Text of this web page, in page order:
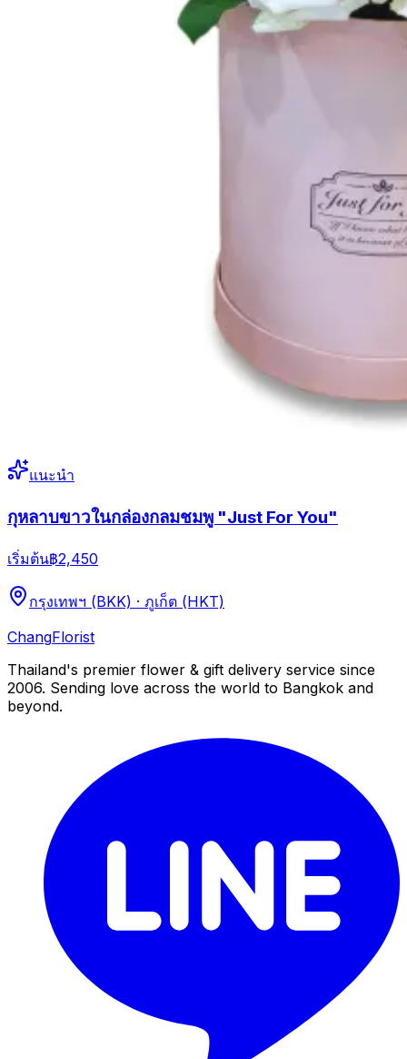
แนะนำ
กุหลาบขาวในกล่องกลมชมพู "Just For You"
เริ่มต้น฿2,450
กรุงเทพฯ (BKK) · ภูเก็ต (HKT)
ChangFlorist
Thailand's premier flower & gift delivery service since
2006. Sending love across the world to Bangkok and
beyond.